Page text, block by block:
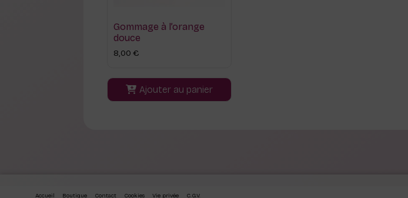
Gommage à l’orange
douce
8,00 €
Ajouter au panier
Accueil Boutique Contact Cookies Vie privée C.G.V.